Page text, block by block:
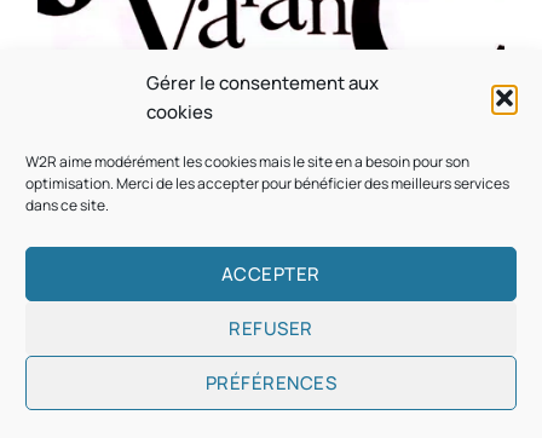
Gérer le consentement aux
cookies
W2R aime modérément les cookies mais le site en a besoin pour son
optimisation. Merci de les accepter pour bénéficier des meilleurs services
dans ce site.
ACCEPTER
REFUSER
PRÉFÉRENCES
MUSICALE
Souvenir : 1996
On05/03/2026byWebmaster2Risi
Copyright © 2026
Designed & Developed byThemeinWP Team